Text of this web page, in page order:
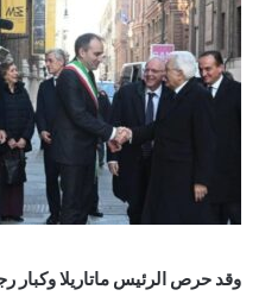
وقد حرص الرئيس ماتاريلا وكبار